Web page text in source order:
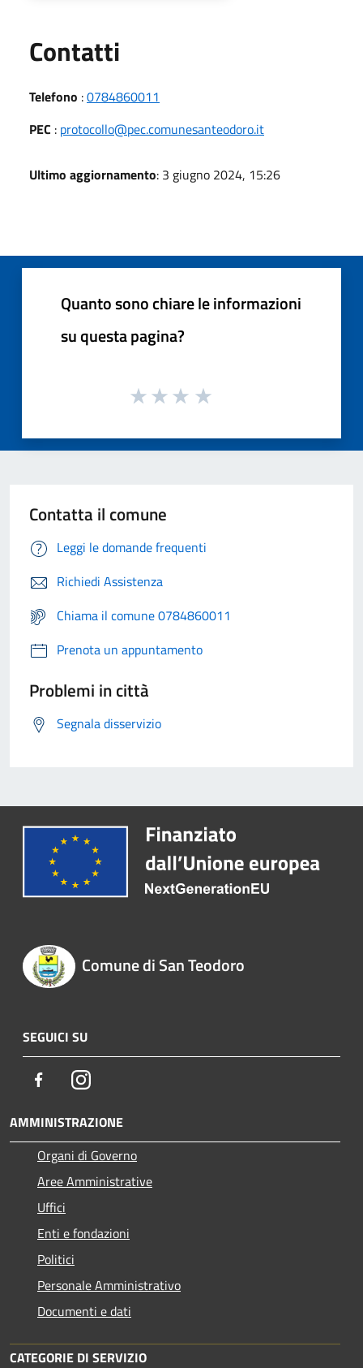
Contatti
Telefono :0784860011
PEC : protocollo@pec.comunesanteodoro.it
Ultimo aggiornamento: 3 giugno 2024, 15:26
Quanto sono chiare le informazioni
su questa pagina?
Contatta il comune
Leggi le domande frequenti
Richiedi Assistenza
Chiama il comune 0784860011
Prenota un appuntamento
Problemi in città
Segnala disservizio
Comune di San Teodoro
SEGUICI SU
FacebookInstagram
AMMINISTRAZIONE
Organi di Governo
Aree Amministrative
Uffici
Enti e fondazioni
Politici
Personale Amministrativo
Documenti e dati
CATEGORIE DI SERVIZIO